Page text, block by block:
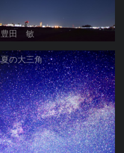
豊田 敏
夏の大三角